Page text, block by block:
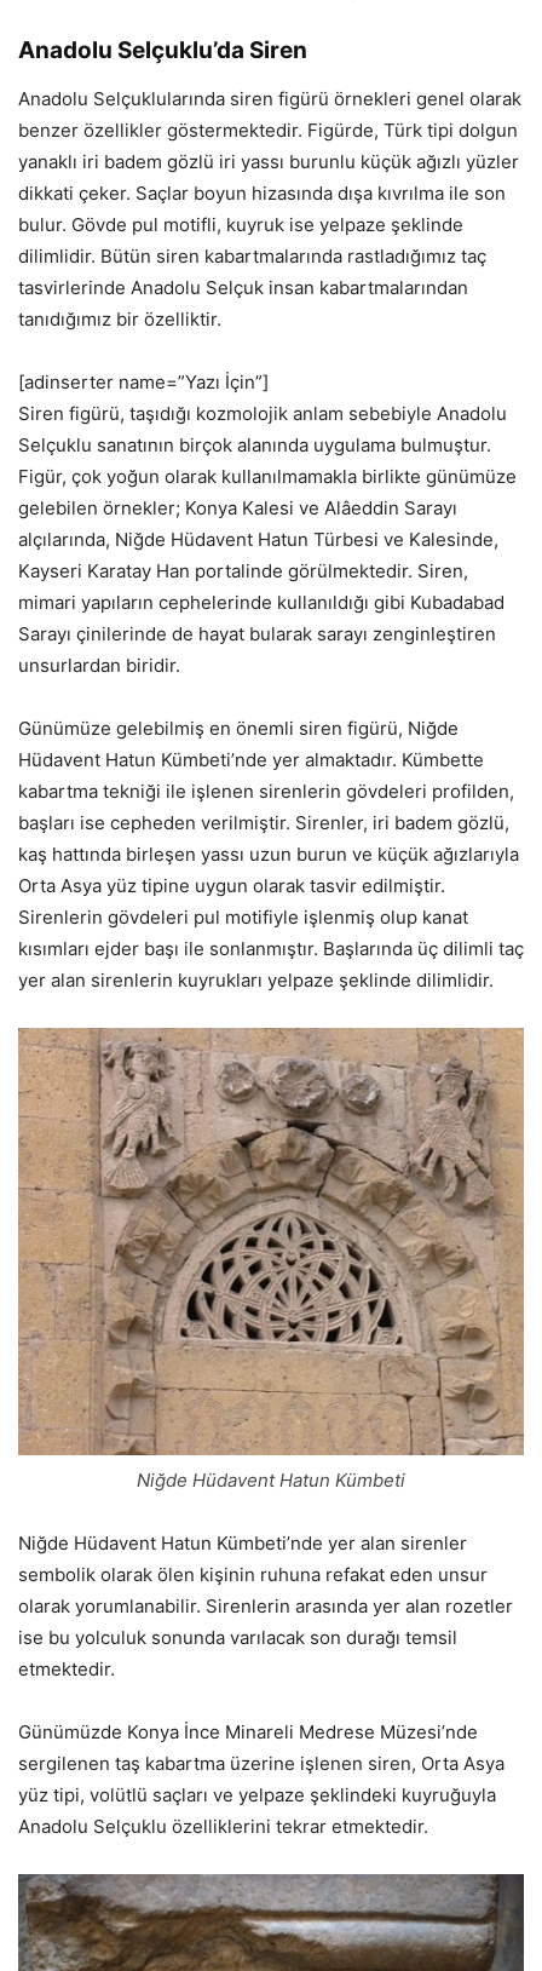
Anadolu Selçuklu’da Siren
Anadolu Selçuklularında siren figürü örnekleri genel olarak
benzer özellikler göstermektedir. Figürde, Türk tipi dolgun
yanaklı iri badem gözlü iri yassı burunlu küçük ağızlı yüzler
dikkati çeker. Saçlar boyun hizasında dışa kıvrılma ile son
bulur. Gövde pul motifli, kuyruk ise yelpaze şeklinde
dilimlidir. Bütün siren kabartmalarında rastladığımız taç
tasvirlerinde Anadolu Selçuk insan kabartmalarından
tanıdığımız bir özelliktir.
[adinserter name=”Yazı İçin”]
Siren figürü, taşıdığı kozmolojik anlam sebebiyle Anadolu
Selçuklu sanatının birçok alanında uygulama bulmuştur.
Figür, çok yoğun olarak kullanılmamakla birlikte günümüze
gelebilen örnekler; Konya Kalesi ve Alâeddin Sarayı
alçılarında, Niğde Hüdavent Hatun Türbesi ve Kalesinde,
Kayseri Karatay Han portalinde görülmektedir. Siren,
mimari yapıların cephelerinde kullanıldığı gibi Kubadabad
Sarayı çinilerinde de hayat bularak sarayı zenginleştiren
unsurlardan biridir.
Günümüze gelebilmiş en önemli siren figürü, Niğde
Hüdavent Hatun Kümbeti’nde yer almaktadır. Kümbette
kabartma tekniği ile işlenen sirenlerin gövdeleri profilden,
başları ise cepheden verilmiştir. Sirenler, iri badem gözlü,
kaş hattında birleşen yassı uzun burun ve küçük ağızlarıyla
Orta Asya yüz tipine uygun olarak tasvir edilmiştir.
Sirenlerin gövdeleri pul motifiyle işlenmiş olup kanat
kısımları ejder başı ile sonlanmıştır. Başlarında üç dilimli taç
yer alan sirenlerin kuyrukları yelpaze şeklinde dilimlidir.
Niğde Hüdavent Hatun Kümbeti
Niğde Hüdavent Hatun Kümbeti’nde yer alan sirenler
sembolik olarak ölen kişinin ruhuna refakat eden unsur
olarak yorumlanabilir. Sirenlerin arasında yer alan rozetler
ise bu yolculuk sonunda varılacak son durağı temsil
etmektedir.
Günümüzde Konya İnce Minareli Medrese Müzesi’nde
sergilenen taş kabartma üzerine işlenen siren, Orta Asya
yüz tipi, volütlü saçları ve yelpaze şeklindeki kuyruğuyla
Anadolu Selçuklu özelliklerini tekrar etmektedir.